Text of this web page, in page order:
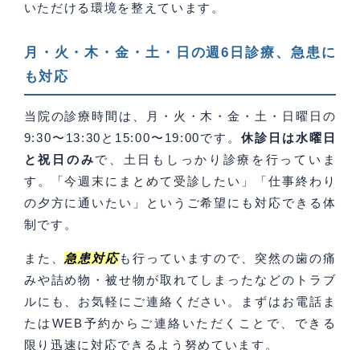
いただける環境を整えています。
月・火・木・金・土・日の週6日診療、急患に
も対応
当院の診療時間は、月・火・木・金・土・日曜日の
9:30〜13:30と15:00〜19:00です。休診日は水曜日
と祝日のみで、土日もしっかり診療を行っていま
す。「今週末にまとめて受診したい」「仕事終わり
の夕方に通いたい」というご希望にも対応できる体
制です。
また、 急患対応も行っていますので、突然の歯の痛
みや詰め物・被せ物が取れてしまったなどのトラブ
ルにも、お気軽にご連絡ください。まずはお電話ま
たはWEB予約からご連絡いただくことで、できる
限り迅速に対応できるよう努めています。